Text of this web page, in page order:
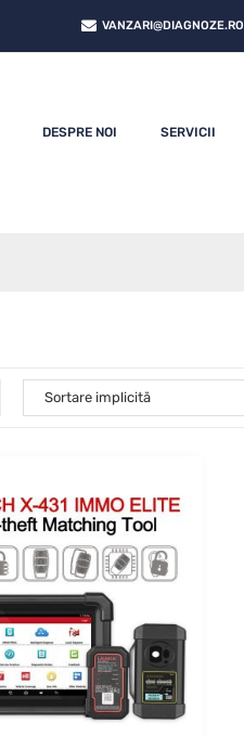
VANZARI@DIAGNOZE.RO
DESPRE NOI SERVICII